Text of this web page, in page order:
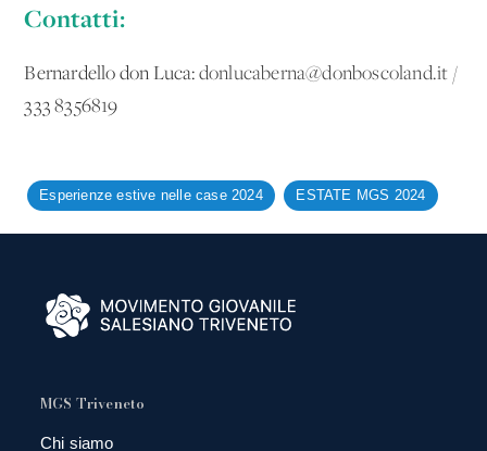
Contatti:
Bernardello don Luca: donlucaberna@donboscoland.it /
333 8356819
Esperienze estive nelle case 2024 ESTATE MGS 2024
MGS Triveneto
Chi siamo